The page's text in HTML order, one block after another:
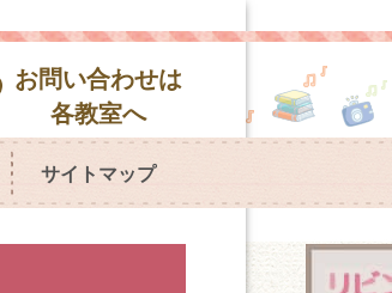
お問い合わせは
各教室へ
サイトマップ